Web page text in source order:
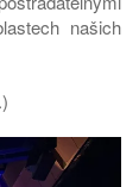
našich